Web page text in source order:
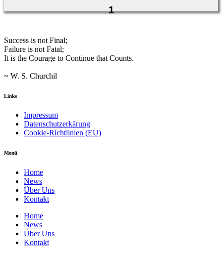
1
Success is not Final;
Failure is not Fatal;
It is the Courage to Continue that Counts.
~ W. S. Churchil
Links
Impressum
Datenschutzerkärung
Cookie-Richtlinien (EU)
Menü
Home
News
Über Uns
Kontakt
Home
News
Über Uns
Kontakt